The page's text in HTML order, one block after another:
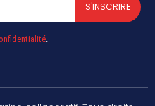
S'INSCRIRE